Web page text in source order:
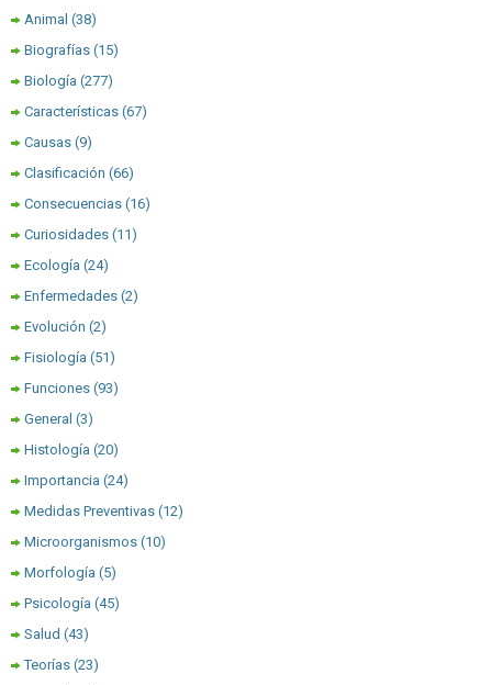
Animal (38)
Biografías (15)
Biología (277)
Características (67)
Causas (9)
Clasificación (66)
Consecuencias (16)
Curiosidades (11)
Ecología (24)
Enfermedades (2)
Evolución (2)
Fisiología (51)
Funciones (93)
General (3)
Histología (20)
Importancia (24)
Medidas Preventivas (12)
Microorganismos (10)
Morfología (5)
Psicología (45)
Salud (43)
Teorías (23)